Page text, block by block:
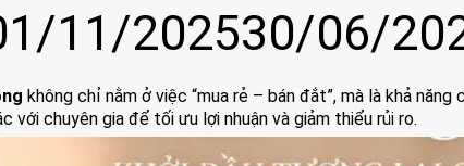
11/202530/06/
không chỉ nằm ở việc “mua rẻ – bán đắt”, mà là khả
với chuyên gia để tối ưu lợi nhuận và giảm thiểu rủi ro.